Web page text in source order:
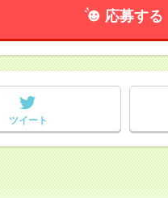
応募する
ツイート